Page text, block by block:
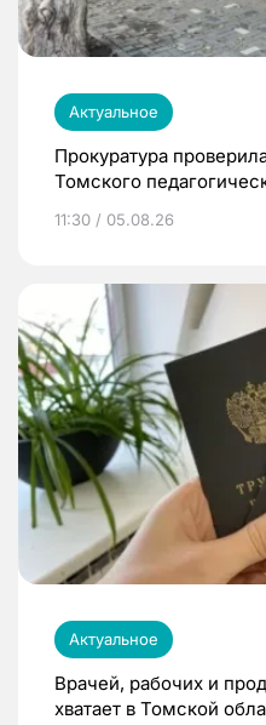
Актуальное
Прокуратура
Томского
11:30 / 05.08.26
Актуальное
Врачей, рабочих и
хватает в Томской